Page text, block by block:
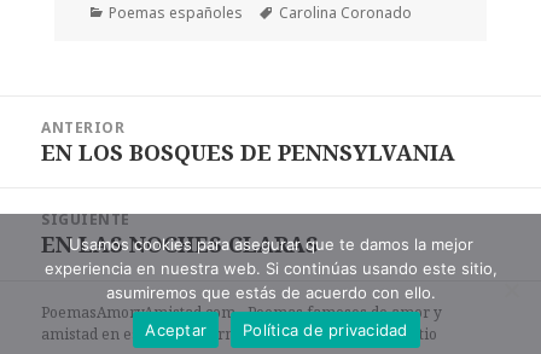
Categorías
Poemas españoles Etiquetas
Carolina Coronado
entradas
ANTERIOR
Entrada
EN LOS BOSQUES DE PENNSYLVANIA
SIGUIENTE
Entrada
siguiente:
EN LAS NOCHES CLARAS
PoemasAmoryAmistad.com - Poemas famosos de amor y
amistad en español en formato de texto. |Mapa del sitio
Usamos cookies para asegurar que te damos la mejor
experiencia en nuestra web. Si continúas usando este sitio,
asumiremos que estás de acuerdo con ello.
Aceptar
Política de privacidad